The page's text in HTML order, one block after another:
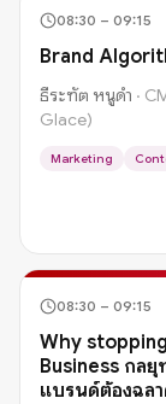
08:30 – 09:15
Brand
ธีระฑัต หนูดำ ·
Glace)
Marketing
08:30 – 09:15
Why
Business กลยุ
แบรนด์ต้องฉล